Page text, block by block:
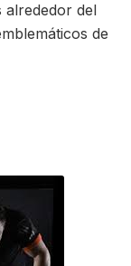
alrededor del
de